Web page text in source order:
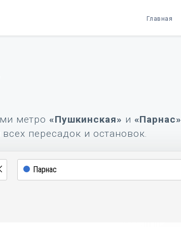
Главная
метро«Пушкинская» и «Парнас»
пересадок и остановок.